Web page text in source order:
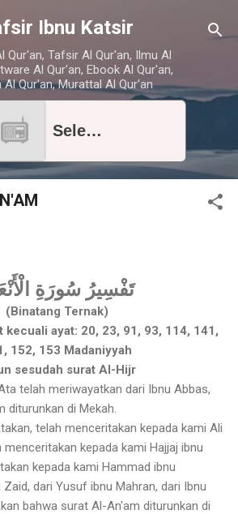
Skip to main content
Ibnu Katsir
Qur'an, Tafsir Al Qur'an, Ilmu Al
Al Qur'an, Ebook Al Qur'an,
Al Qur'an, Murattal Al Qur'an
Select radio station
تَفْسِيرُ سُورَةِ
(Binatang Ternak)
kecuali ayat: 20, 23, 91, 93, 114, 141,
152, 153 Madaniyyah
sesudah surat Al-Hijr
telah meriwayatkan dari Ibnu Abbas,
diturunkan di Mekah.
telah menceritakan kepada kami Ali
kepada kami Hajjaj ibnu
kepada kami Hammad ibnu
dari Yusuf ibnu Mahran, dari Ibnu
bahwa surat Al-An'am diturunkan di